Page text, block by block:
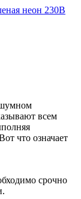
неон 230В
всем
что означает
срочно